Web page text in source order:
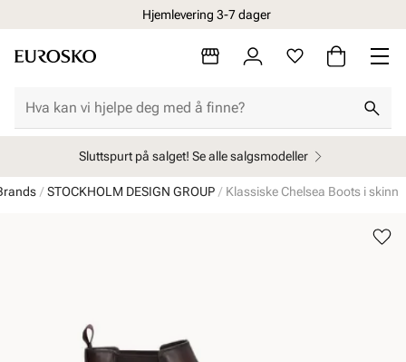
Hjemlevering 3-7 dager
Sluttspurt på salget! Se alle salgsmodeller
STOCKHOLM DESIGN GROUP Klassiske Chelsea Boots i skinn